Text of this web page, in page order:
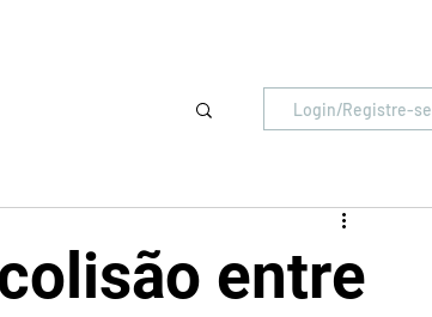
Login/Registre-se
entre